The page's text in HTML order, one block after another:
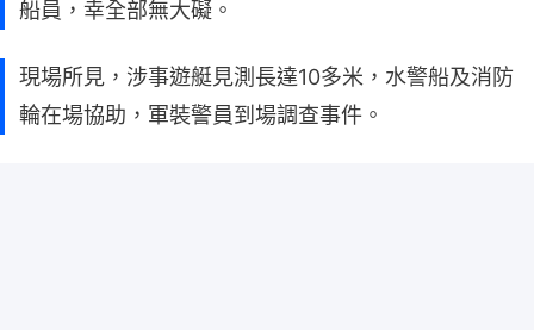
船員，幸全部無大礙。
現場所見，涉事遊艇見測長達10多米，水警船及消防
輪在場協助，軍裝警員到場調查事件。